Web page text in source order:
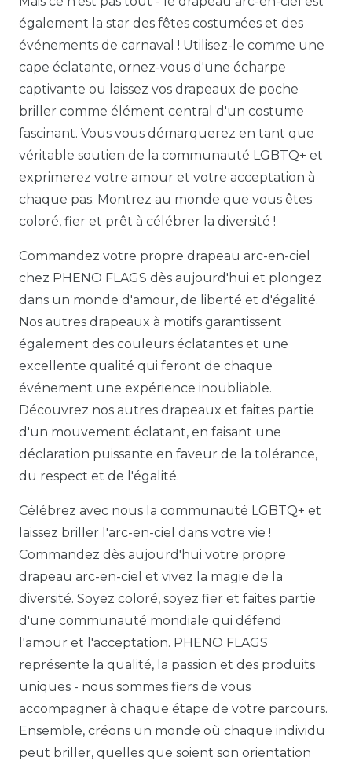
également la star des fêtes costumées et des
événements de carnaval ! Utilisez-le comme une
cape éclatante, ornez-vous d'une écharpe
captivante ou laissez vos drapeaux de poche
briller comme élément central d'un costume
fascinant. Vous vous démarquerez en tant que
véritable soutien de la communauté LGBTQ+ et
exprimerez votre amour et votre acceptation à
chaque pas. Montrez au monde que vous êtes
coloré, fier et prêt à célébrer la diversité !
Commandez votre propre drapeau arc-en-ciel
chez PHENO FLAGS dès aujourd'hui et plongez
dans un monde d'amour, de liberté et d'égalité.
Nos autres drapeaux à motifs garantissent
également des couleurs éclatantes et une
excellente qualité qui feront de chaque
événement une expérience inoubliable.
Découvrez nos autres drapeaux et faites partie
d'un mouvement éclatant, en faisant une
déclaration puissante en faveur de la tolérance,
du respect et de l'égalité.
Célébrez avec nous la communauté LGBTQ+ et
laissez briller l'arc-en-ciel dans votre vie !
Commandez dès aujourd'hui votre propre
drapeau arc-en-ciel et vivez la magie de la
diversité. Soyez coloré, soyez fier et faites partie
d'une communauté mondiale qui défend
l'amour et l'acceptation. PHENO FLAGS
représente la qualité, la passion et des produits
uniques - nous sommes fiers de vous
accompagner à chaque étape de votre parcours.
Ensemble, créons un monde où chaque individu
peut briller, quelles que soient son orientation